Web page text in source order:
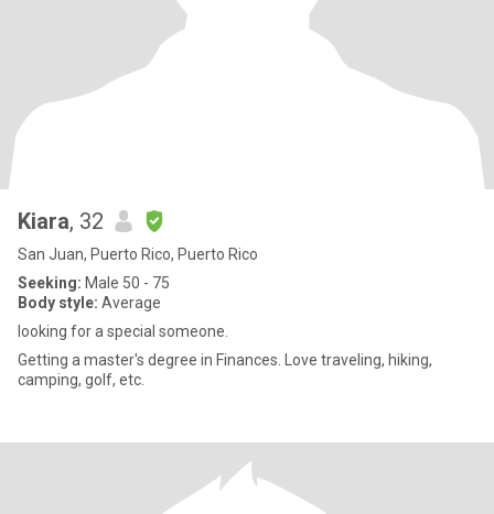
Kiara, 32
San Juan, Puerto Rico, Puerto Rico
Seeking: Male 50 - 75
Body style: Average
looking for a special someone.
Getting a master's degree in Finances. Love traveling, hiking,
camping, golf, etc.